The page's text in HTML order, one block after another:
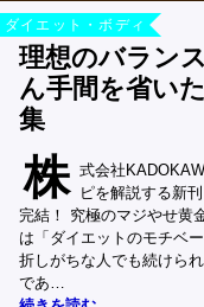
ダイエット・ボディ
理想のバラン
ん手間を省い
集
株 式会社
ピを解説する新
完結！ 究極のマジやせ黄
は「ダイエットのモチベ
折しがちな人でも続けら
であ…